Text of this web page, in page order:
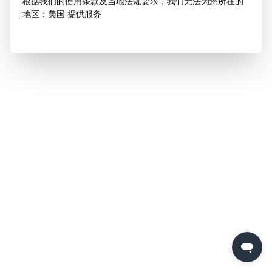
地区：美国 提供服务